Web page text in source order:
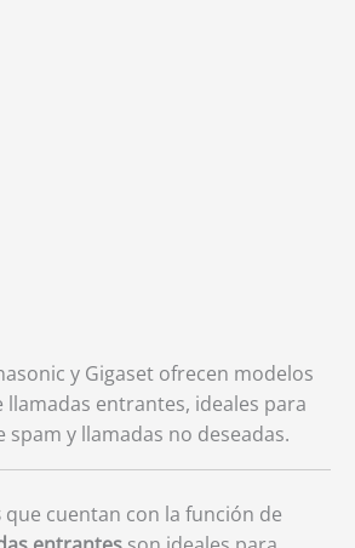
y Gigaset ofrecen modelos
llamadas entrantes, ideales para
y llamadas no deseadas.
que cuentan con la función de